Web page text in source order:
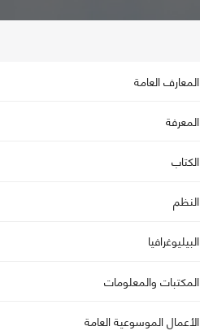
المعارف العامة
المعرفة
الكتاب
النظم
البيليوغرافيا
المكتبات والمعلومات
الأعمال الموسوعية العامة